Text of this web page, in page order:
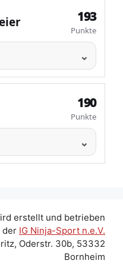
193
Punkte
190
Punkte
erstellt und betrieben
der IG Ninja-Sport n.e.V.
Oderstr. 30b, 53332
Bornheim